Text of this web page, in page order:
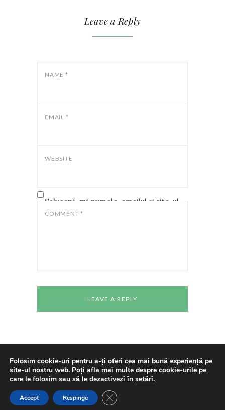
Leave a Reply
NAME *
EMAIL *
WEBSITE
Salvează-mi numele, emailul și site-ul
web în acest navigator pentru data
COMMENT *
Copyright © 2024 All rights reserved Casa de
Cultură a Studenților Timișoara Made With
Cenaclul "Pavel Dan"
Folosim cookie-uri pentru a-ți oferi cea mai bună experiență pe
site-ul nostru web. Poți afla mai multe despre cookie-urile pe
care le folosim sau să le dezactivezi în setări.
Accept Respinge CLOSE GDPR COOKIE